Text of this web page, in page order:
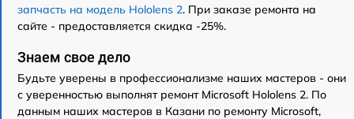
запчасть на модель Hololens 2. При заказе ремонта на
сайте - предоставляется скидка -25%.
Знаем свое дело
Будьте уверены в профессионализме наших мастеров - они
с уверенностью выполнят ремонт Microsoft Hololens 2. По
данным наших мастеров в Казани по ремонту Microsoft,